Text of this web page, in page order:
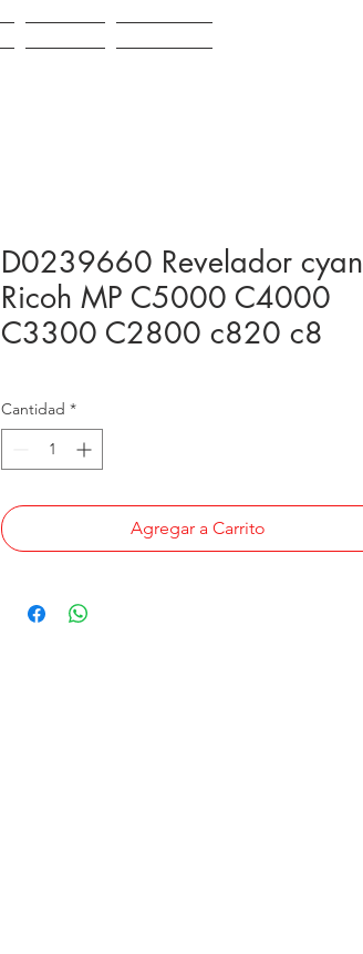
D0239660 Revelador cyan
Ricoh MP C5000 C4000
C3300 C2800 c820 c8
Cantidad *
Agregar a Carrito